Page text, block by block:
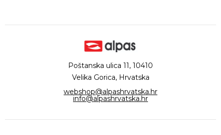
Poštanska ulica 11, 10410
Velika Gorica, Hrvatska
webshop@alpashrvatska.hr
info@alpashrvatska.hr